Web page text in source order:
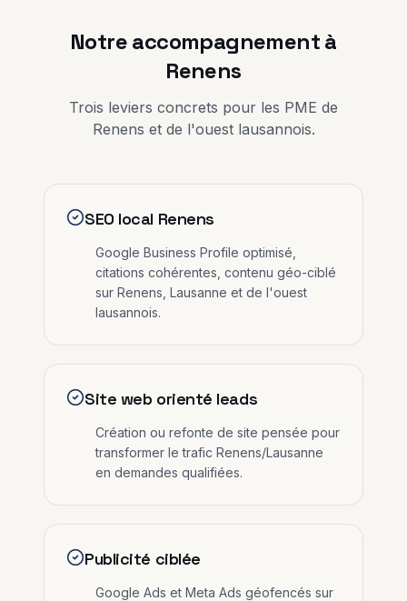
Notre accompagnement à
Renens
Trois leviers concrets pour les PME de
Renens et de l'ouest lausannois.
SEO local Renens
Google Business Profile optimisé,
citations cohérentes, contenu géo-ciblé
sur Renens, Lausanne et de l'ouest
lausannois.
Site web orienté leads
Création ou refonte de site pensée pour
transformer le trafic Renens/Lausanne
en demandes qualifiées.
Publicité ciblée
Google Ads et Meta Ads géofencés sur